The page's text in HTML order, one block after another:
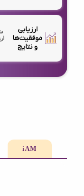
ارزیابی
موفقیت‌ها
و نتایج
iAM